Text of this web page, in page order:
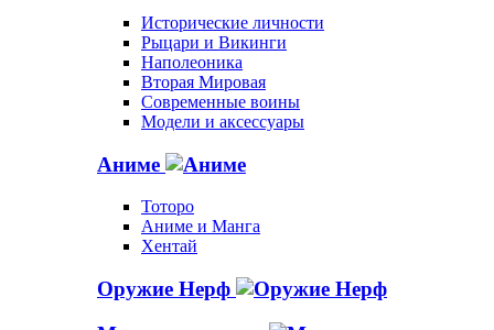
Исторические личности
Рыцари и Викинги
Наполеоника
Вторая Мировая
Современные воины
Модели и аксессуары
Аниме
Тоторо
Аниме и Манга
Хентай
Оружие Нерф